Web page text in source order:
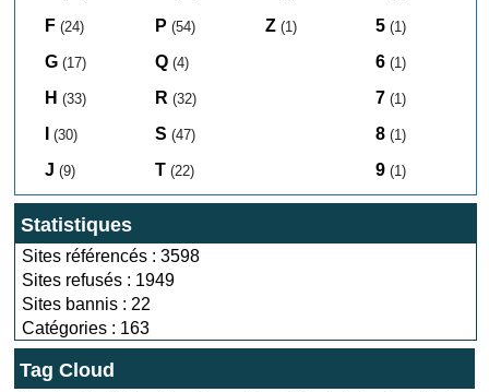
F (24)
G (17)
H (33)
(30)
J (9)
P (54)
Q (4)
R (32)
S (47)
T (22)
Z (1) 5 (1)
6 (1)
7 (1)
8 (1)
9 (1)
Statistiques
Sites référencés : 3598
Sites refusés : 1949
Sites bannis : 22
Catégories : 163
Tag Cloud